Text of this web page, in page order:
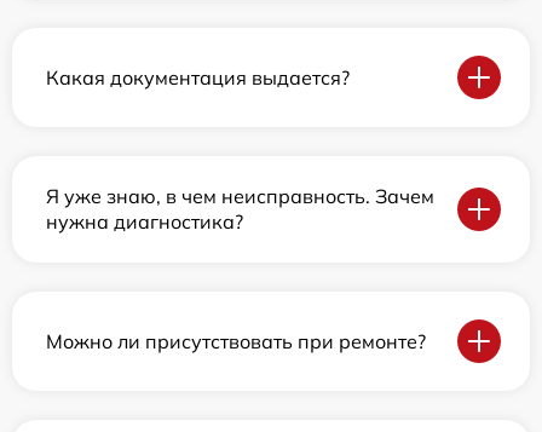
Какая документация выдается?
Я уже знаю, в чем неисправность. Зачем
нужна диагностика?
Можно ли присутствовать при ремонте?